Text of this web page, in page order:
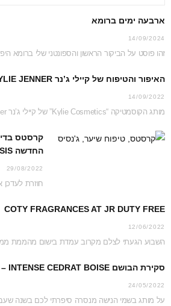
ארבעה ימים ברומא
14/09/2024
האיפור והטיפוח של קיילי ג’נר KYLIE JENNER
14/09/2022
קרסטס
החדשה KERASTASE GENESIS
29/08/2022
COTY FRAGRANCES AT JR DUTY FREE
12/06/2022
סקירת הבושם MANCERA – INTENSE CEDRAT BOISE
24/05/2022